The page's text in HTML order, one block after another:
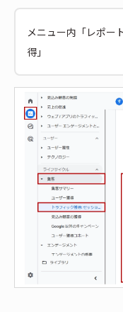
メニュー内「レポ
得」